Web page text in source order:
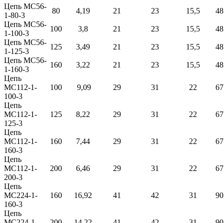
Цепь МС56-
1-80-3
80 4,19 21 23 15,5
48
Цепь МС56-
1-100-3
100 3,8 21 23 15,5
48
Цепь МС56-
1-125-3
125 3,49 21 23 15,5
48
Цепь МС56-
1-160-3
160 3,22 21 23 15,5
48
Цепь
МС112-1-
100-3
100 9,09 29 31 22 67
Цепь
МС112-1-
125-3
125 8,22 29 31 22 67
Цепь
МС112-1-
160-3
160 7,44 29 31 22 67
Цепь
МС112-1-
200-3
200 6,46 29 31 22 67
Цепь
МС224-1-
160-3
160 16,92 41 42 31 90
Цепь